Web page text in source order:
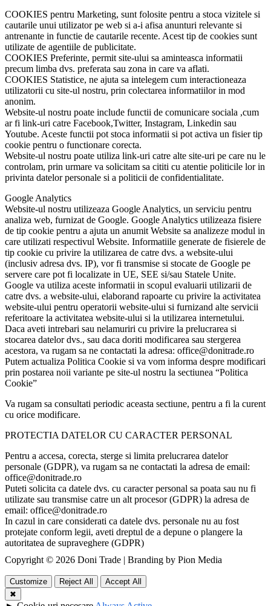
COOKIES pentru Marketing, sunt folosite pentru a stoca vizitele si
cautarile unui utilizator pe web si a-i afisa anunturi relevante si
antrenante in functie de cautarile recente. Acest tip de cookies sunt
utilizate de agentiile de publicitate.
COOKIES Preferinte, permit site-ului sa aminteasca informatii
precum limba dvs. preferata sau zona in care va aflati.
COOKIES Statistice, ne ajuta sa intelegem cum interactioneaza
utilizatorii cu site-ul nostru, prin colectarea informatiilor in mod
anonim.
Website-ul nostru poate include functii de comunicare sociala ,cum
ar fi link-uri catre Facebook,Twitter, Instagram, Linkedin sau
Youtube. Aceste functii pot stoca informatii si pot activa un fisier tip
cookie pentru o functionare corecta.
Website-ul nostru poate utiliza link-uri catre alte site-uri pe care nu le
controlam, prin urmare va solicitam sa cititi cu atentie politicile lor in
privinta datelor personale si a politicii de confidentialitate.
Google Analytics
Website-ul nostru utilizeaza Google Analytics, un serviciu pentru
analiza web, furnizat de Google. Google Analytics utilizeaza fisiere
de tip cookie pentru a ajuta un anumit Website sa analizeze modul in
care utilizati respectivul Website. Informatiile generate de fisierele de
tip cookie cu privire la utilizarea de catre dvs. a website-ului
(inclusiv adresa dvs. IP), vor fi transmise si stocate de Google pe
servere care pot fi localizate in UE, SEE si/sau Statele Unite.
Google va utiliza aceste informatii in scopul evaluarii utilizarii de
catre dvs. a website-ului, elaborand rapoarte cu privire la activitatea
website-ului pentru operatorii website-ului si furnizand alte servicii
referitoare la activitatea website-ului si la utilizarea internetului.
Daca aveti intrebari sau nelamuriri cu privire la prelucrarea si
stocarea datelor dvs., sau daca doriti modificarea sau stergerea
acestora, va rugam sa ne contactati la adresa: office@donitrade.ro
Putem actualiza Politica Cookie si va vom informa despre modificari
prin postarea noii variante pe site-ul nostru la sectiunea “Politica
Cookie”
Va rugam sa consultati periodic aceasta sectiune, pentru a fi la curent
cu orice modificare.
PROTECTIA DATELOR CU CARACTER PERSONAL
Pentru a accesa, corecta, sterge si limita prelucrarea datelor
personale (GDPR), va rugam sa ne contactati la adresa de email:
office@donitrade.ro
Puteti solicita ca datele dvs. cu caracter personal sa poata sau nu fi
utilizate sau transmise catre un alt procesor (GDPR) la adresa de
email: office@donitrade.ro
In cazul in care considerati ca datele dvs. personale nu au fost
protejate conform legii, aveti dreptul de a depune o plangere la
autoritatea de supraveghere (GDPR)
Copyright © 2026 Doni Trade | Branding by Pion Media
Customize Reject All
Accept All
✖